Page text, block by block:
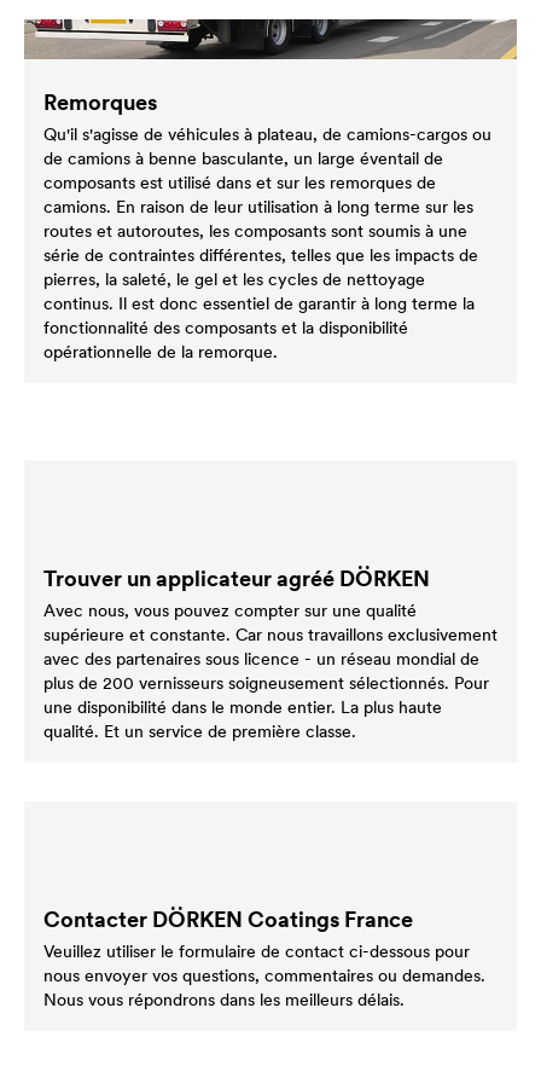
Remorques
Qu'il s'agisse de véhicules à plateau, de camions-cargos ou
de camions à benne basculante, un large éventail de
composants est utilisé dans et sur les remorques de
camions. En raison de leur utilisation à long terme sur les
routes et autoroutes, les composants sont soumis à une
série de contraintes différentes, telles que les impacts de
pierres, la saleté, le gel et les cycles de nettoyage
continus. Il est donc essentiel de garantir à long terme la
fonctionnalité des composants et la disponibilité
opérationnelle de la remorque.
Trouver un applicateur agréé DÖRKEN
Avec nous, vous pouvez compter sur une qualité
supérieure et constante. Car nous travaillons exclusivement
avec des partenaires sous licence - un réseau mondial de
plus de 200 vernisseurs soigneusement sélectionnés. Pour
une disponibilité dans le monde entier. La plus haute
qualité. Et un service de première classe.
Contacter DÖRKEN Coatings France
Veuillez utiliser le formulaire de contact ci-dessous pour
nous envoyer vos questions, commentaires ou demandes.
Nous vous répondrons dans les meilleurs délais.